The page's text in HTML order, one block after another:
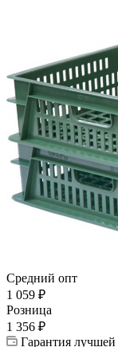
Средний опт
1 059 ₽
Розница
1 356 ₽
Гарантия